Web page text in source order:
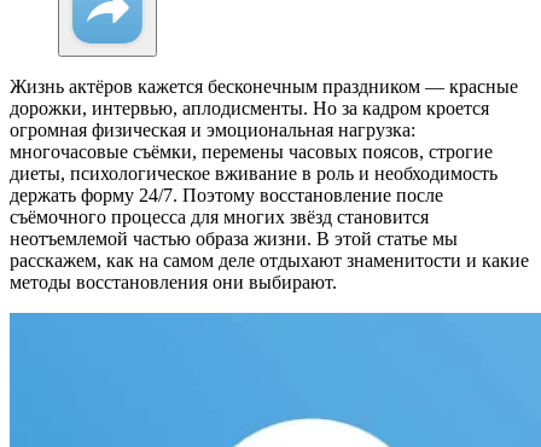
Жизнь актёров кажется бесконечным праздником — красные
дорожки, интервью, аплодисменты. Но за кадром кроется
огромная физическая и эмоциональная нагрузка:
многочасовые съёмки, перемены часовых поясов, строгие
диеты, психологическое вживание в роль и необходимость
держать форму 24/7. Поэтому восстановление после
съёмочного процесса для многих звёзд становится
неотъемлемой частью образа жизни. В этой статье мы
расскажем, как на самом деле отдыхают знаменитости и какие
методы восстановления они выбирают.